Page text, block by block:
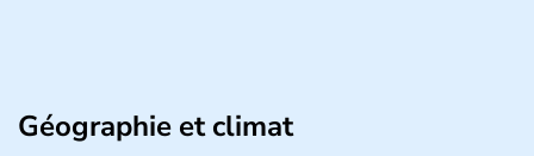
Géographie et climat